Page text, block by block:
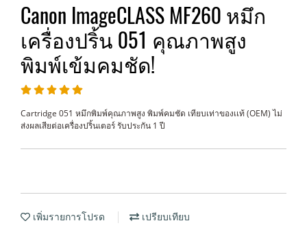
Canon ImageCLASS MF260 หมึก
เครื่องปริ้น 051 คุณภาพสูง
พิมพ์เข้มคมชัด!
Cartridge 051 หมึกพิมพ์คุณภาพสูง พิมพ์คมชัด เทียบเท่าของเเท้ (OEM) ไม่
ส่งผลเสียต่อเครื่องปริ้นเตอร์ รับประกัน 1 ปี
เพิ่มรายการโปรด เปรียบเทียบ